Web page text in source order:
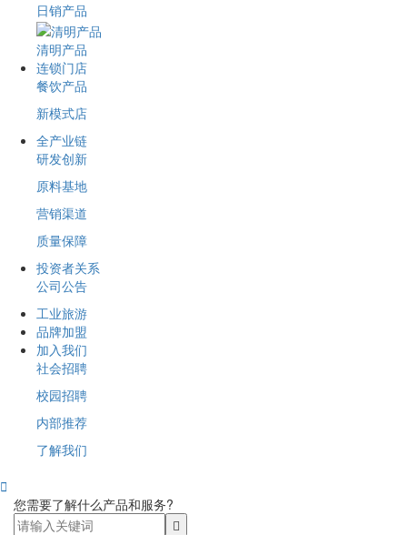
日销产品
清明产品
连锁门店
餐饮产品
新模式店
全产业链
研发创新
原料基地
营销渠道
质量保障
投资者关系
公司公告
工业旅游
品牌加盟
加入我们
社会招聘
校园招聘
内部推荐
了解我们

您需要了解什么产品和服务?